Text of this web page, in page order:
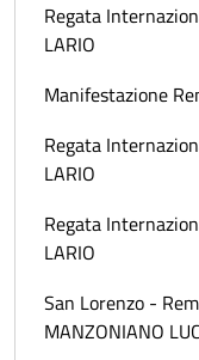
Regata
LARIO
Manifestazione
Regata
LARIO
Regata
LARIO
San Lorenzo -
MANZONIANO